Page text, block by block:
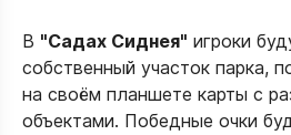
В "Садах Сиднея" игроки
собственный участок парка,
на своём планшете карты с
объектами. Победные очки